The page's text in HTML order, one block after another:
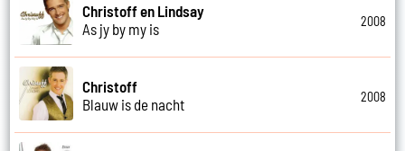
Christoff en Lindsay
As jy by my is
2008
Christoff
Blauw is de nacht
2008